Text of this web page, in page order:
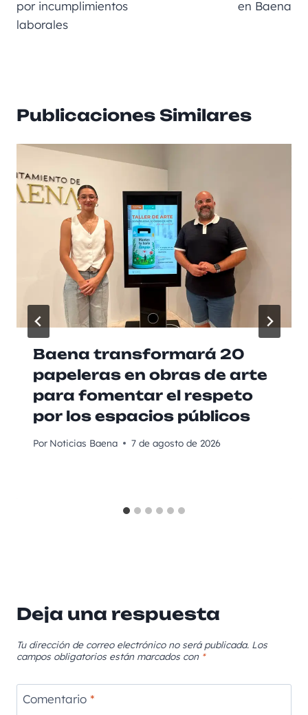
por incumplimientos
laborales
en Baena
Publicaciones Similares
Baena transformará 20
papeleras en obras de arte
para fomentar el respeto
por los espacios públicos
Por Noticias Baena 7 de agosto de 2026
Deja una respuesta
Tu dirección de correo electrónico no será publicada. Los
campos obligatorios están marcados con *
Comentario *